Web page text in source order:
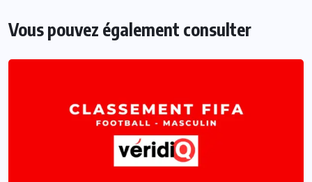
Vous pouvez également consulter